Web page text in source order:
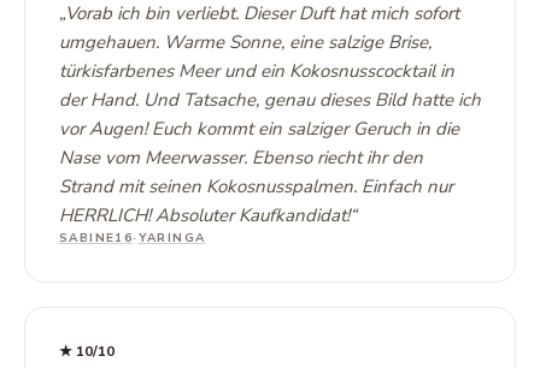
„Vorab ich bin verliebt. Dieser Duft hat mich sofort
umgehauen. Warme Sonne, eine salzige Brise,
türkisfarbenes Meer und ein Kokosnusscocktail in
der Hand. Und Tatsache, genau dieses Bild hatte ich
vor Augen! Euch kommt ein salziger Geruch in die
Nase vom Meerwasser. Ebenso riecht ihr den
Strand mit seinen Kokosnusspalmen. Einfach nur
HERRLICH! Absoluter Kaufkandidat!“
SABINE16· YARINGA
★ 10/10